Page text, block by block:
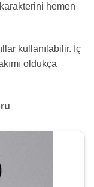
hemen
kullanılabilir. İç
oldukça